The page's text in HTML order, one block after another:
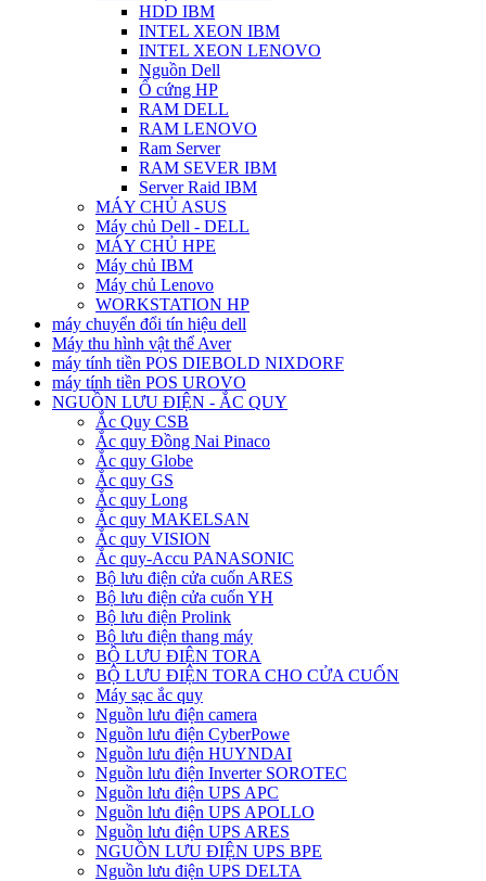
HDD IBM
INTEL XEON IBM
INTEL XEON LENOVO
Nguồn Dell
Ổ cứng HP
RAM DELL
RAM LENOVO
Ram Server
RAM SEVER IBM
Server Raid IBM
MÁY CHỦ ASUS
Máy chủ Dell - DELL
MÁY CHỦ HPE
Máy chủ IBM
Máy chủ Lenovo
WORKSTATION HP
máy chuyển đổi tín hiệu dell
Máy thu hình vật thể Aver
máy tính tiền POS DIEBOLD NIXDORF
máy tính tiền POS UROVO
NGUỒN LƯU ĐIỆN - ẮC QUY
Ắc Quy CSB
Ắc quy Đồng Nai Pinaco
Ắc quy Globe
Ắc quy GS
Ắc quy Long
Ắc quy MAKELSAN
Ắc quy VISION
Ắc quy-Accu PANASONIC
Bộ lưu điện cửa cuốn ARES
Bộ lưu điện cửa cuốn YH
Bộ lưu điện Prolink
Bộ lưu điện thang máy
BỘ LƯU ĐIỆN TORA
BỘ LƯU ĐIỆN TORA CHO CỬA CUỐN
Máy sạc ắc quy
Nguồn lưu điện camera
Nguồn lưu điện CyberPowe
Nguồn lưu điện HUYNDAI
Nguồn lưu điện Inverter SOROTEC
Nguồn lưu điện UPS APC
Nguồn lưu điện UPS APOLLO
Nguồn lưu điện UPS ARES
NGUỒN LƯU ĐIỆN UPS BPE
Nguồn lưu điện UPS DELTA